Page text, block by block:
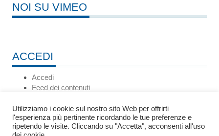
NOI SU VIMEO
ACCEDI
Accedi
Feed dei contenuti
WordPress.org
Utilizziamo i cookie sul nostro sito Web per offrirti
l'esperienza più pertinente ricordando le tue preferenze e
ripetendo le visite. Cliccando su "Accetta", acconsenti all'uso